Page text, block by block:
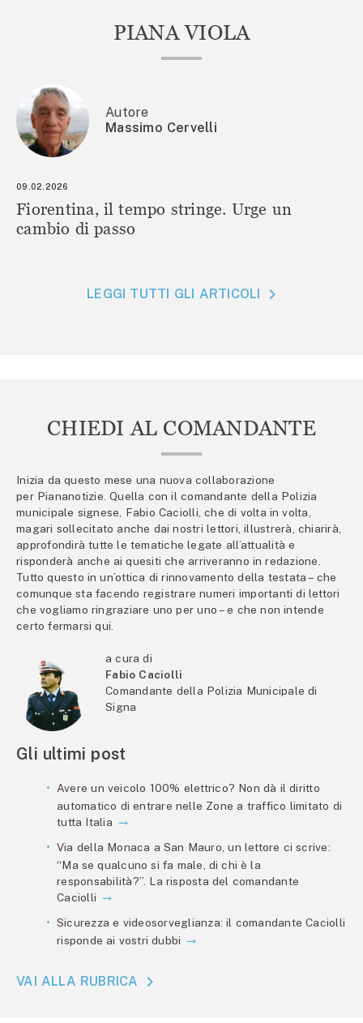
PIANA VIOLA
Autore
Massimo Cervelli
09.02.2026
Fiorentina, il tempo stringe. Urge un
cambio di passo
LEGGI TUTTI GLI ARTICOLI
CHIEDI AL COMANDANTE
Inizia da questo mese una nuova collaborazione
per Piananotizie. Quella con il comandante della Polizia
municipale signese, Fabio Caciolli, che di volta in volta,
magari sollecitato anche dai nostri lettori, illustrerà, chiarirà,
approfondirà tutte le tematiche legate all’attualità e
risponderà anche ai quesiti che arriveranno in redazione.
Tutto questo in un’ottica di rinnovamento della testata – che
comunque sta facendo registrare numeri importanti di lettori
che vogliamo ringraziare uno per uno – e che non intende
certo fermarsi qui.
a cura di
Fabio Caciolli
Comandante della Polizia Municipale di
Signa
Gli ultimi post
Avere un veicolo 100% elettrico? Non dà il diritto
automatico di entrare nelle Zone a traffico limitato di
tutta Italia
Via della Monaca a San Mauro, un lettore ci scrive:
“Ma se qualcuno si fa male, di chi è la
responsabilità?”. La risposta del comandante
Caciolli
Sicurezza e videosorveglianza: il comandante Caciolli
risponde ai vostri dubbi
VAI ALLA RUBRICA